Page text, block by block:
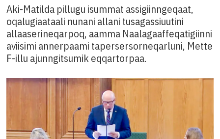
Aki-Matilda pillugu isummat assigiinngeqaat,
oqalugiaataali nunani allani tusagassiuutini
allaaserineqarpoq, aamma Naalagaaffeqatigiinni
aviisimi annerpaami tapersersorneqarluni, Mette
F-illu ajunngitsumik eqqartorpaa.